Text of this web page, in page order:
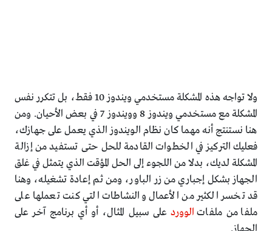
ولا تواجه هذه المشكلة مستخدمي ويندوز 10 فقط، بل تتكرر نفس
المشكلة مع مستخدمي ويندوز 8 وويندوز 7 في بعض الأحيان. ومن
هنا نستنتج أنه مهما كان نظام الويندوز الذي يعمل على جهازك،
فعليك التركيز في الخطوات القادمة للحل حتى تستفيد من إزالة
المشكلة لديك، بدلا من اللجوء إلى الحل المؤقت الذي يتمثل في غلق
الجهاز بشكل إجباري من زر الباور، ومن ثم إعادة تشغيله، وهنا
قد تخسر الكثير من الأعمال والنشاطات التي كنت تعملها على
ملفا من ملفات الووردعلى سبيل المثال، أو أي برنامج آخر على